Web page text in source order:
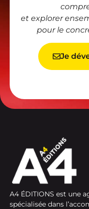
et explorer
pour le
Je
A4 ÉDITIONS est une
spécialisée dans